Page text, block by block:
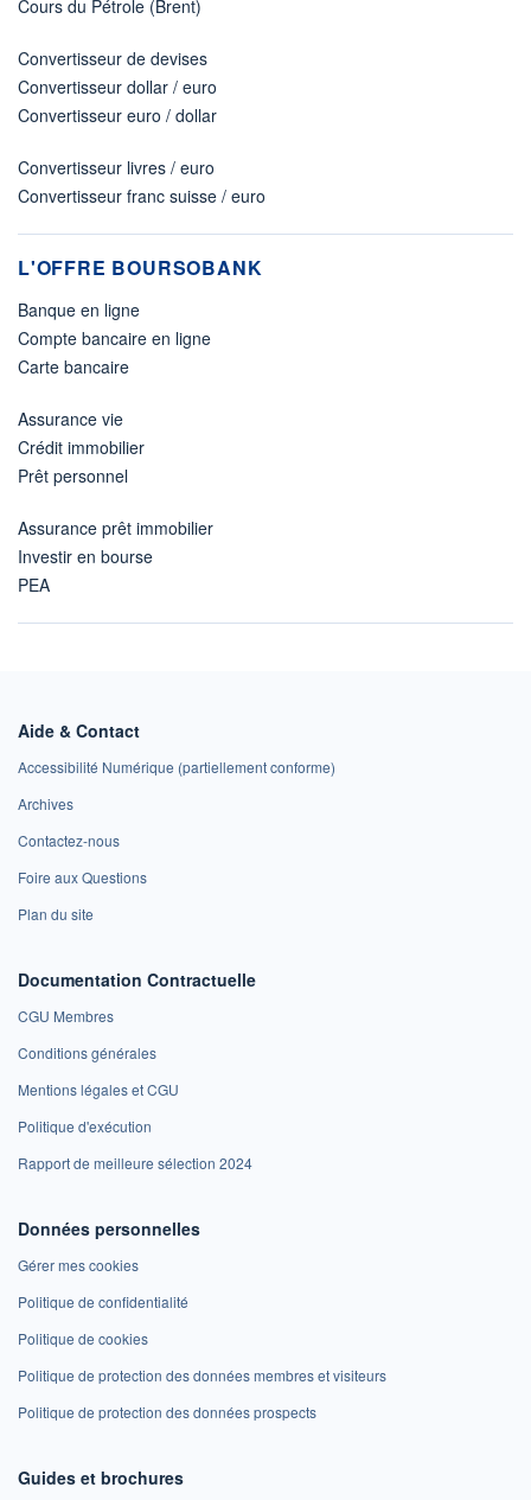
Cours du Pétrole (Brent)
Convertisseur de devises
Convertisseur dollar / euro
Convertisseur euro / dollar
Convertisseur livres / euro
Convertisseur franc suisse / euro
L'OFFRE BOURSOBANK
Banque en ligne
Compte bancaire en ligne
Carte bancaire
Assurance vie
Crédit immobilier
Prêt personnel
Assurance prêt immobilier
Investir en bourse
PEA
Aide & Contact
Accessibilité Numérique (partiellement conforme)
Archives
Contactez-nous
Foire aux Questions
Plan du site
Documentation Contractuelle
CGU Membres
Conditions générales
Mentions légales et CGU
Politique d'exécution
Rapport de meilleure sélection 2024
Données personnelles
Gérer mes cookies
Politique de confidentialité
Politique de cookies
Politique de protection des données membres et visiteurs
Politique de protection des données prospects
Guides et brochures